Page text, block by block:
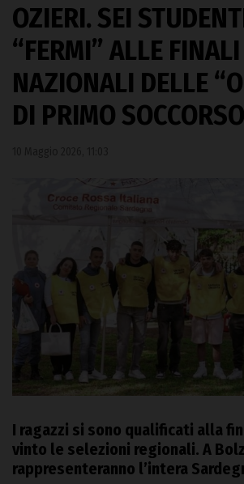
OZIERI. SEI
“FERMI” ALLE FINALI
NAZIONALI DELLE
DI PRIMO
I ragazzi si sono qualificati alla
vinto le selezioni regionali. A
rappresenteranno l’intera